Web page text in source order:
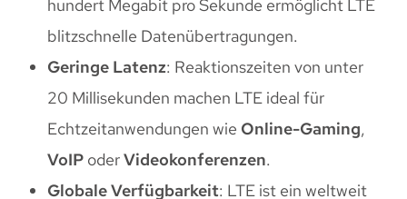
hundert Megabit pro Sekunde ermöglicht LTE
blitzschnelle Datenübertragungen.
Geringe Latenz: Reaktionszeiten von unter
20 Millisekunden machen LTE ideal für
Echtzeitanwendungen wie Online-Gaming,
VoIP oderVideokonferenzen.
Globale Verfügbarkeit: LTE ist ein weltweit